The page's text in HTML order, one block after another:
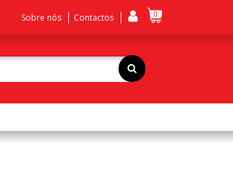
Sobre nós Contactos 0